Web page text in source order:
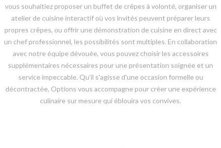
vous souhaitiez proposer un buffet de crêpes à volonté, organiser un
atelier de cuisine interactif où vos invités peuvent préparer leurs
propres crêpes, ou offrir une démonstration de cuisine en direct avec
un chef professionnel, les possibilités sont multiples. En collaboration
avec notre équipe dévouée, vous pouvez choisir les accessoires
supplémentaires nécessaires pour une présentation soignée et un
service impeccable. Qu'il s'agisse d'une occasion formelle ou
décontractée, Options vous accompagne pour créer une expérience
culinaire sur mesure qui éblouira vos convives.